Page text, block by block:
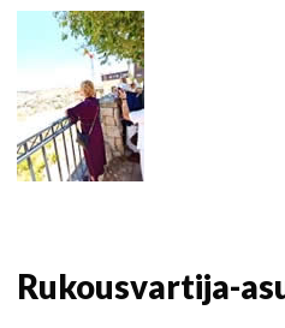
Rukousvartija-